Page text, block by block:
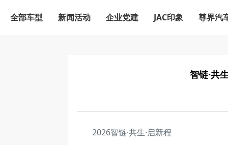
全部车型 新闻活动 企业党建 JAC印象 尊界汽
智链·共
2026智链·共生·启新程